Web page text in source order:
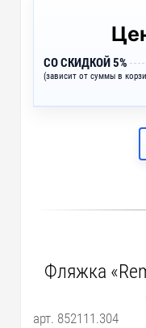
СО СКИДКОЙ 5%
(зависит от суммы в
Фляжка
арт. 852111.304